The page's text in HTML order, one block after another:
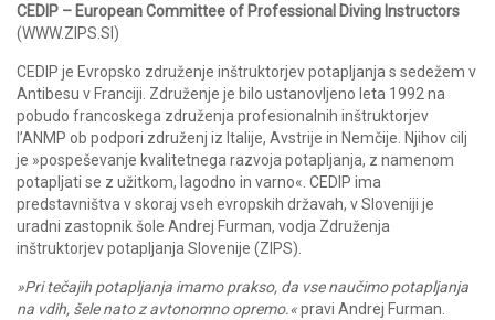
CEDIP – European Committee of Professional Diving Instructors
(WWW.ZIPS.SI)
CEDIP je Evropsko združenje inštruktorjev potapljanja s sedežem v
Antibesu v Franciji. Združenje je bilo ustanovljeno leta 1992 na
pobudo francoskega združenja profesionalnih inštruktorjev
I’ANMP ob podpori združenj iz Italije, Avstrije in Nemčije. Njihov cilj
je »pospeševanje kvalitetnega razvoja potapljanja, z namenom
potapljati se z užitkom, lagodno in varno«. CEDIP ima
predstavništva v skoraj vseh evropskih državah, v Sloveniji je
uradni zastopnik šole Andrej Furman, vodja Združenja
inštruktorjev potapljanja Slovenije (ZIPS).
»Pri tečajih potapljanja imamo prakso, da vse naučimo potapljanja
na vdih, šele nato z avtonomno opremo.«pravi Andrej Furman.